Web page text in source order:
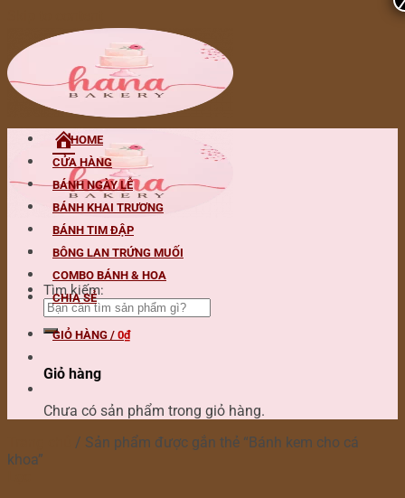
Tìm kiếm:
HOME
CỬA HÀNG
BÁNH NGÀY LỄ
BÁNH KHAI TRƯƠNG
BÁNH TIM ĐẬP
BÔNG LAN TRỨNG MUỐI
COMBO BÁNH & HOA
CHIA SẺ
GIỎ HÀNG / 0₫
Giỏ hàng
Chưa có sản phẩm trong giỏ hàng.
/ Sản phẩm được gắn thẻ “Bánh kem cho cá
khoa”